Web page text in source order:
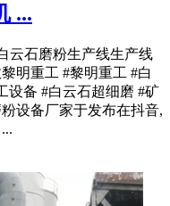
...
云石磨粉生产线生产线
明重工 #黎明重工 #白
设备 #白云石超细磨 #矿
设备厂家于发布在抖音,